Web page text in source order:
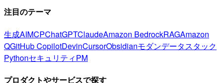
注目のテーマ
生成AIMCPChatGPTClaudeAmazon BedrockRAGAmazon
QGitHub CopilotDevinCursorObsidianモダンデータスタック
PythonセキュリティPM
プロダクトやサービスで探す